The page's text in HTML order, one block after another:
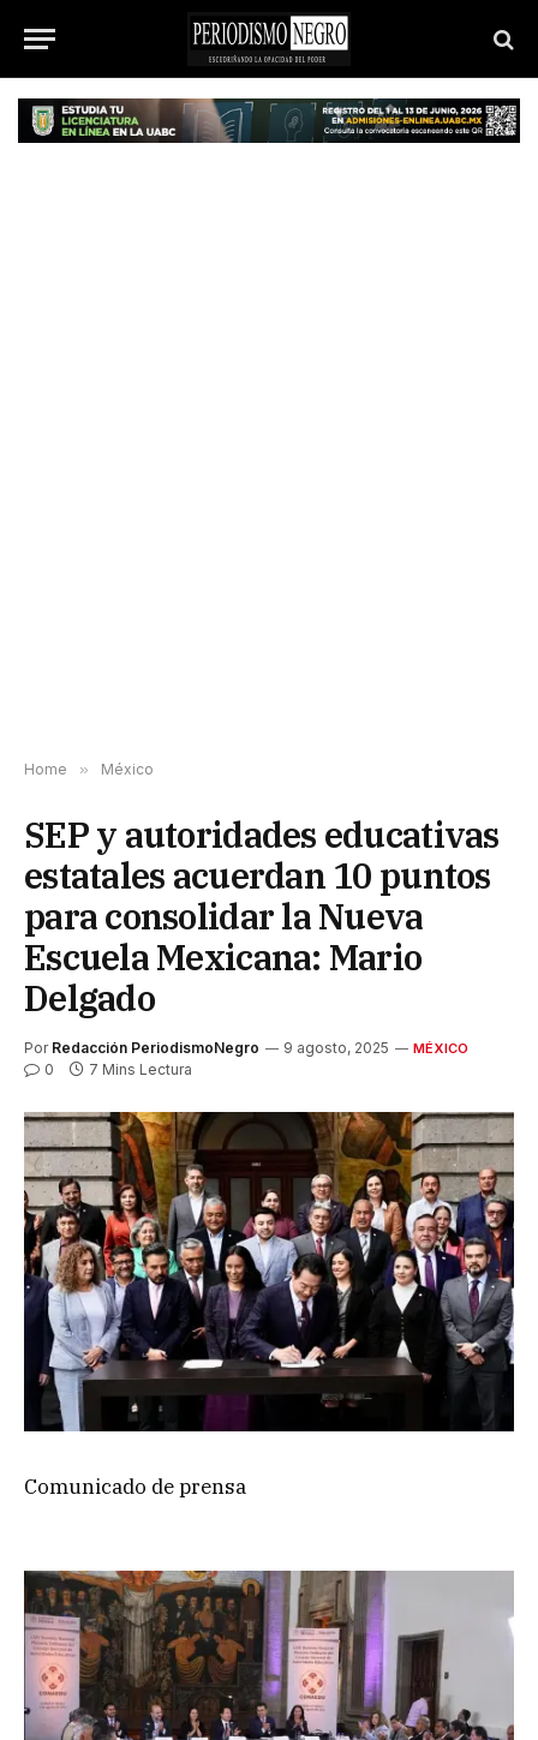
Home » México
SEP y autoridades educativas
estatales acuerdan 10 puntos
para consolidar la Nueva
Escuela Mexicana: Mario
Delgado
Por Redacción PeriodismoNegro 9 agosto, 2025 MÉXICO
0 7 Mins Lectura
Comunicado de prensa